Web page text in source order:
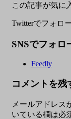
この記事が気に
Twitterでフォロ
SNSでフォロ
Feedly
コメントを残
メールアドレス
いている欄は必